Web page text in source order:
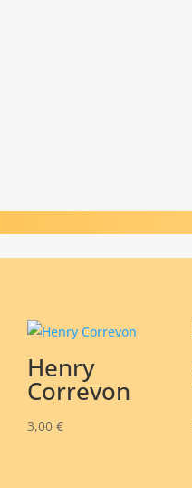
Henry
Correvon
3,00 €